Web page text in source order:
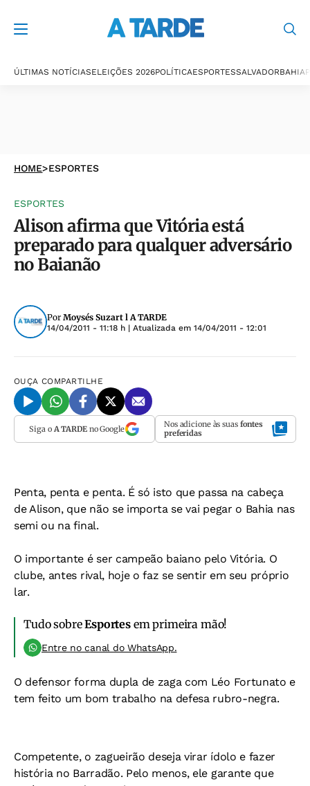
ÚLTIMAS NOTÍCIASELEIÇÕES 2026POLÍTICAESPORTESSALVADORBAHIA
HOME>ESPORTES
ESPORTES
Alison afirma que Vitória está
preparado para qualquer adversário
no Baianão
Por Moysés Suzart l A TARDE
14/04/2011 - 11:18 h | Atualizada em 14/04/2011 - 12:01
OUÇA COMPARTILHE
Siga o A TARDEno Google Nos adicione às suas fontes
preferidas
Penta, penta e penta. É só isto que passa na cabeça
de Alison, que não se importa se vai pegar o Bahia nas
semi ou na final.
O importante é ser campeão baiano pelo Vitória. O
clube, antes rival, hoje o faz se sentir em seu próprio
lar.
Tudo sobreEsportesem primeira mão!
Entre no canal do WhatsApp.
O defensor forma dupla de zaga com Léo Fortunato e
tem feito um bom trabalho na defesa rubro-negra.
Competente, o zagueirão deseja virar ídolo e fazer
história no Barradão. Pelo menos, ele garante que